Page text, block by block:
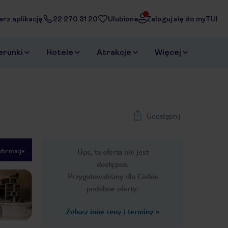
aplikację 22 270 31 20 Ulubione Zaloguj się do myTUI
Hotele Atrakcje Więcej
Udostępnij
Ups, ta oferta nie jest
dostępna.
Przygotowaliśmy dla Ciebie
podobne oferty:
Zobacz inne ceny i terminy »
Next slide
1 /12